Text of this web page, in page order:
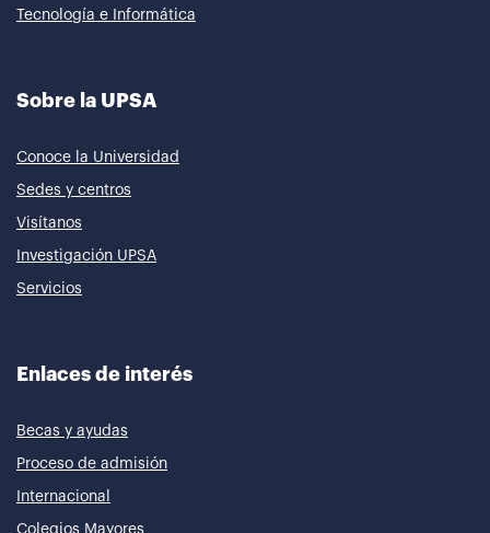
Tecnología e Informática
Sobre la UPSA
Conoce la Universidad
Sedes y centros
Visítanos
Investigación UPSA
Servicios
Enlaces de interés
Becas y ayudas
Proceso de admisión
Internacional
Colegios Mayores